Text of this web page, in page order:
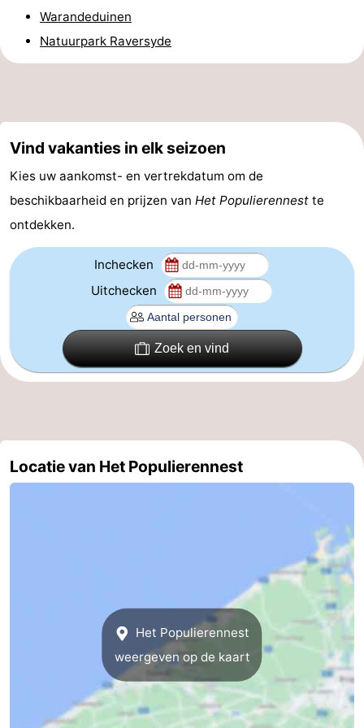
drinken
Evenementen
Praktisch
-
Parkeren
-
Kusttram
Reisboekenwinkel
adressen
Regio
Brugge
-
Blankenberge
Warandeduinen
Natuurpark Raversyde
Vind vakanties in elk seizoen
Kies uw aankomst- en vertrekdatum om de
beschikbaarheid en prijzen van Het Populierennest te
ontdekken.
Inchecken
Uitchecken
Zoek en vind
Locatie van Het Populierennest
Het Populierennest
weergeven op de kaart